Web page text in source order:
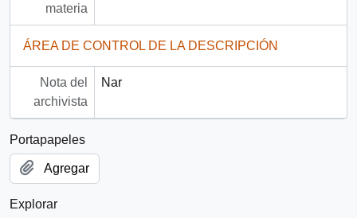
materia
ÁREA DE CONTROL DE LA DESCRIPCIÓN
Nota del
archivista
Nar
Portapapeles
Agregar
Explorar